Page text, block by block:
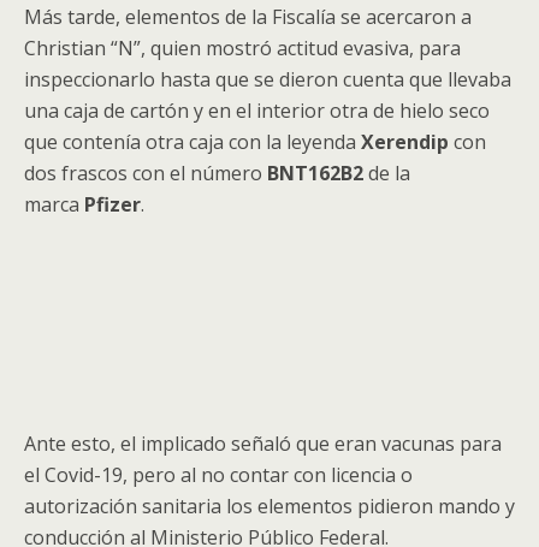
Más tarde, elementos de la Fiscalía se acercaron a
Christian “N”, quien mostró actitud evasiva, para
inspeccionarlo hasta que se dieron cuenta que llevaba
una caja de cartón y en el interior otra de hielo seco
que contenía otra caja con la leyenda Xerendip con
dos frascos con el número BNT162B2de la
marca Pfizer.
Ante esto, el implicado señaló que eran vacunas para
el Covid-19, pero al no contar con licencia o
autorización sanitaria los elementos pidieron mando y
conducción al Ministerio Público Federal.